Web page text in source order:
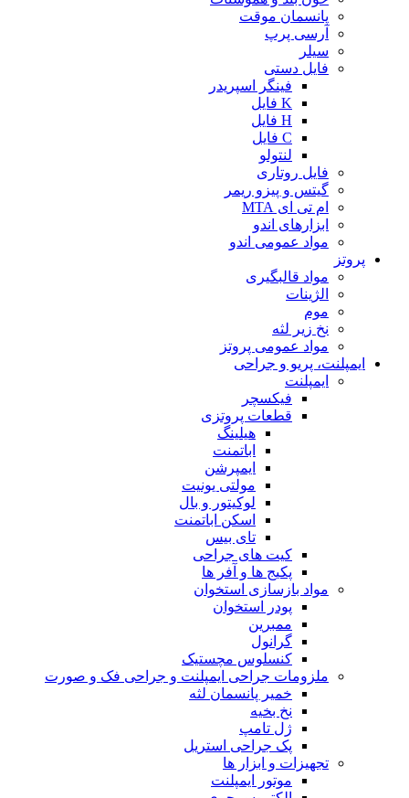
پانسمان موقت
آرسی پرپ
سیلر
فایل دستی
فینگر اسپریدر
K فایل
H فایل
C فایل
لنتولو
فایل روتاری
گیتس و پیزو ریمر
ام تی ای MTA
ابزارهای اندو
مواد عمومی اندو
پروتز
مواد قالبگیری
الژینات
موم
نخ زیر لثه
مواد عمومی پروتز
ایمپلنت، پریو و جراحی
ایمپلنت
فیکسچر
قطعات پروتزی
هیلینگ
اباتمنت
ایمپرشن
مولتی یونیت
لوکیتور و بال
اسکن اباتمنت
تای بیس
کیت های جراحی
پکیج ها و آفر ها
مواد بازسازی استخوان
پودر استخوان
ممبرین
گرانول
کنسلوس مچستیک
ملزومات جراحی ایمپلنت و جراحی فک و صورت
خمیر پانسمان لثه
نخ بخیه
ژل تامپ
پک جراحی استریل
تجهیزات و ابزار ها
موتور ایمپلنت